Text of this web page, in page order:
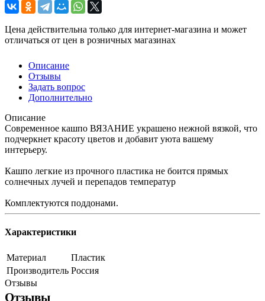
Цена действительна только для интернет-магазина и может
отличаться от цен в розничных магазинах
Описание
Отзывы
Задать вопрос
Дополнительно
Описание
Современное кашпо ВЯЗАНИЕ украшено нежной вязкой, что
подчеркнет красоту цветов и добавит уюта вашему
интерьеру.
Кашпо легкие из прочного пластика не боится прямых
солнечных лучей и перепадов температур
Комплектуются поддонами.
Характеристики
Материал
Пластик
Производитель Россия
Отзывы
Отзывы